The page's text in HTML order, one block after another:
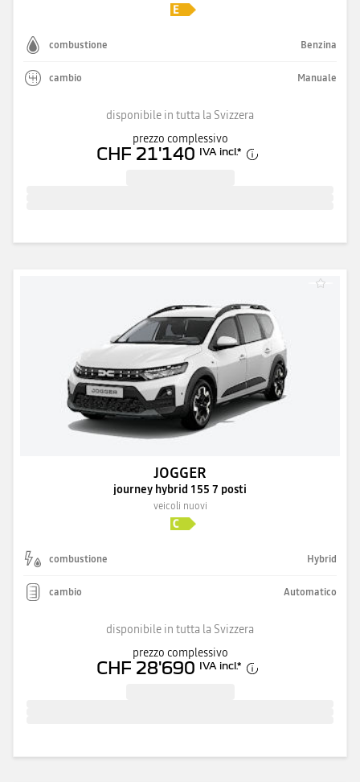
combustione Benzina
cambio Manuale
disponibile in tutta la Svizzera
prezzo complessivo
CHF 21'140 IVA incl.*
JOGGER
journey hybrid 155 7 posti
veicoli nuovi
combustione Hybrid
cambio Automatico
disponibile in tutta la Svizzera
prezzo complessivo
CHF 28'690 IVA incl.*